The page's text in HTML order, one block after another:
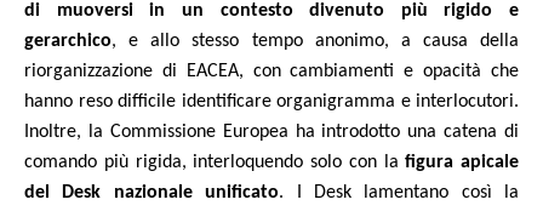
di muoversi in un contesto divenuto più rigido e
gerarchico, e allo stesso tempo anonimo, a causa della
riorganizzazione di EACEA, con cambiamenti e opacità che
hanno reso difficile identificare organigramma e interlocutori.
Inoltre, la Commissione Europea ha introdotto una catena di
comando più rigida, interloquendo solo con lafigura apicale
del Desk nazionale unificato. I Desk lamentano così la